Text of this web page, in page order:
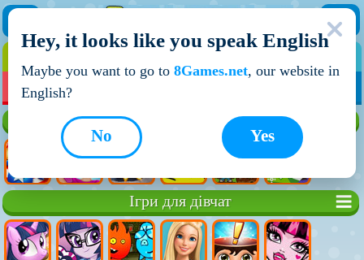
НОВІ ІГРИ
Ігри для дівчат
Hey, it looks like you speak English
Maybe you want to go to 8Games.net, our website in
English?
Yes
No